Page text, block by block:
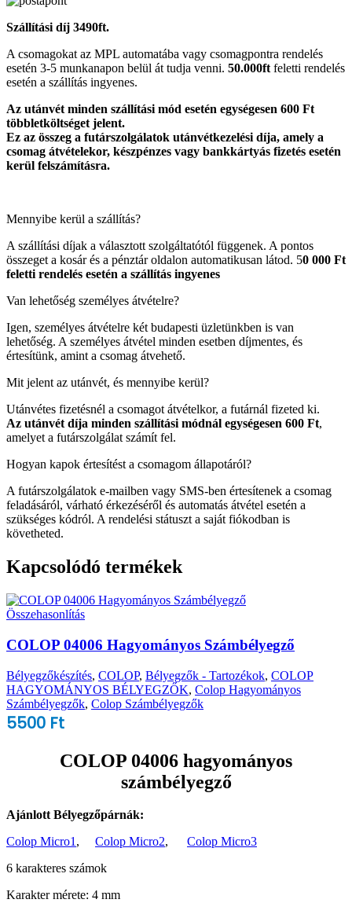
Szállítási díj 3490ft.
A csomagokat az MPL automatába vagy csomagpontra rendelés
esetén 3-5 munkanapon belül át tudja venni. 50.000ft feletti rendelés
esetén a szállítás ingyenes.
Az utánvét minden szállítási mód esetén egységesen 600 Ft
többletköltséget jelent.
Ez az összeg a futárszolgálatok utánvétkezelési díja, amely a
csomag átvételekor, készpénzes vagy bankkártyás fizetés esetén
kerül felszámításra.
Mennyibe kerül a szállítás?
A szállítási díjak a választott szolgáltatótól függenek. A pontos
összeget a kosár és a pénztár oldalon automatikusan látod. 50 000 Ft
feletti rendelés esetén a szállítás ingyenes
Van lehetőség személyes átvételre?
Igen, személyes átvételre két budapesti üzletünkben is van
lehetőség. A személyes átvétel minden esetben díjmentes, és
értesítünk, amint a csomag átvehető.
Mit jelent az utánvét, és mennyibe kerül?
Utánvétes fizetésnél a csomagot átvételkor, a futárnál fizeted ki.
Az utánvét díja minden szállítási módnál egységesen 600 Ft,
amelyet a futárszolgálat számít fel.
Hogyan kapok értesítést a csomagom állapotáról?
A futárszolgálatok e-mailben vagy SMS-ben értesítenek a csomag
feladásáról, várható érkezéséről és automatás átvétel esetén a
szükséges kódról. A rendelési státuszt a saját fiókodban is
követheted.
Kapcsolódó termékek
Összehasonlítás
COLOP 04006 Hagyományos Számbélyegző
Bélyegzőkészítés, COLOP, Bélyegzők - Tartozékok, COLOP
HAGYOMÁNYOS BÉLYEGZŐK, Colop Hagyományos
Számbélyegzők, Colop Számbélyegzők
5500 Ft
COLOP 04006 hagyományos
számbélyegző
Ajánlott Bélyegzőpárnák:
Colop Micro1, Colop Micro2, Colop Micro3
6 karakteres számok
Karakter mérete: 4 mm